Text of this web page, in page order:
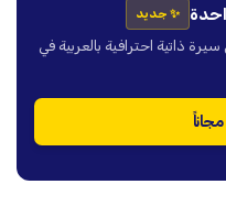
✨ جديد
ذاتية احترافية بالعربية في